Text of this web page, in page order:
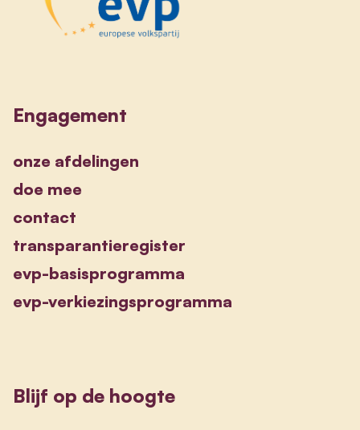
Engagement
onze afdelingen
doe mee
contact
transparantieregister
evp-basisprogramma
evp-verkiezingsprogramma
Blijf op de hoogte